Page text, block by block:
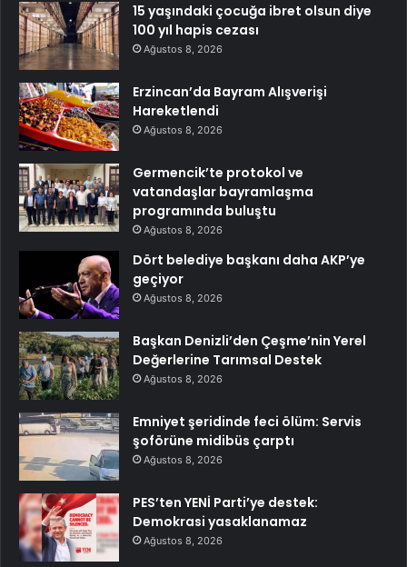
15 yaşındaki çocuğa ibret olsun diye
100 yıl hapis cezası
Ağustos 8, 2026
Erzincan’da Bayram Alışverişi
Hareketlendi
Ağustos 8, 2026
Germencik’te protokol ve
vatandaşlar bayramlaşma
programında buluştu
Ağustos 8, 2026
Dört belediye başkanı daha AKP’ye
geçiyor
Ağustos 8, 2026
Başkan Denizli’den Çeşme’nin Yerel
Değerlerine Tarımsal Destek
Ağustos 8, 2026
Emniyet şeridinde feci ölüm: Servis
şoförüne midibüs çarptı
Ağustos 8, 2026
PES’ten YENİ Parti’ye destek:
Demokrasi yasaklanamaz
Ağustos 8, 2026